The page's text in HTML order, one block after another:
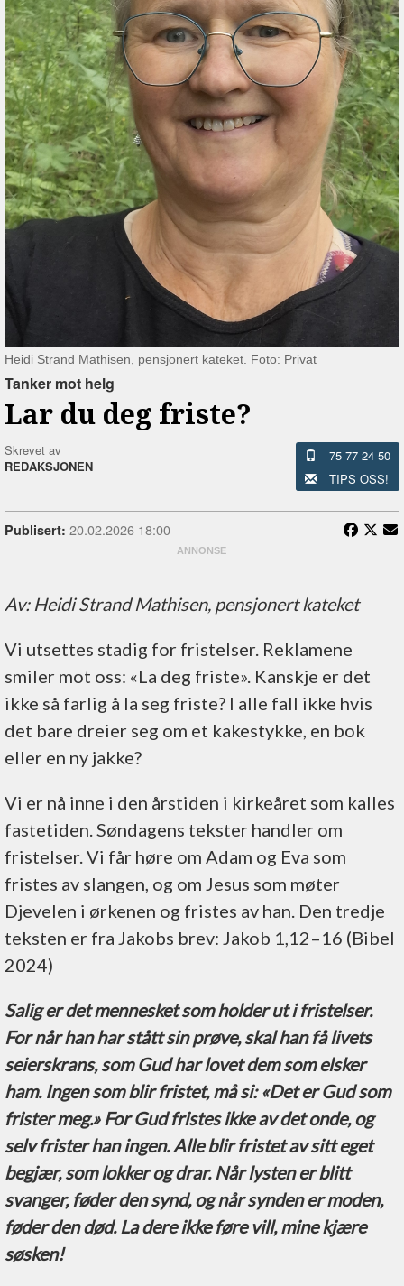
Heidi Strand Mathisen, pensjonert kateket. Foto: Privat
Tanker mot helg
Lar du deg friste?
Skrevet av
REDAKSJONEN
75 77 24 50
TIPS OSS!
Publisert: 20.02.2026 18:00
Av: Heidi Strand Mathisen, pensjonert kateket
Vi utsettes stadig for fristelser. Reklamene
smiler mot oss: «La deg friste». Kanskje er det
ikke så farlig å la seg friste? I alle fall ikke hvis
det bare dreier seg om et kakestykke, en bok
eller en ny jakke?
Vi er nå inne i den årstiden i kirkeåret som kalles
fastetiden. Søndagens tekster handler om
fristelser. Vi får høre om Adam og Eva som
fristes av slangen, og om Jesus som møter
Djevelen i ørkenen og fristes av han. Den tredje
teksten er fra Jakobs brev: Jakob 1,12–16 (Bibel
2024)
Salig er det mennesket som holder ut i fristelser.
For når han har stått sin prøve, skal han få livets
seierskrans, som Gud har lovet dem som elsker
ham. Ingen som blir fristet, må si: «Det er Gud som
frister meg.» For Gud fristes ikke av det onde, og
selv frister han ingen. Alle blir fristet av sitt eget
begjær, som lokker og drar. Når lysten er blitt
svanger, føder den synd, og når synden er moden,
føder den død. La dere ikke føre vill, mine kjære
søsken!